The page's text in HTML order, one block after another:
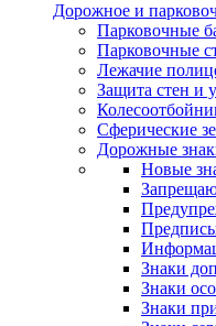
Дорожное и
Парковочные
Парковочные
Лежачие
Защита стен и
Сферические
Дорожные
Новые
Знаки
Знаки
Знаки